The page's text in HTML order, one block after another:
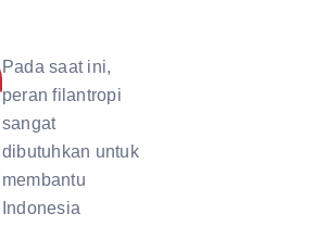
Pada saat ini,
peran filantropi
sangat
dibutuhkan untuk
membantu
Indonesia